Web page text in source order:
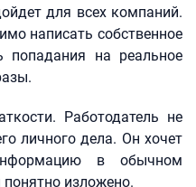
для всех компаний.
написать собственное
попадания на реальное
Работодатель не
личного дела. Он хочет
в обычном
изложено.